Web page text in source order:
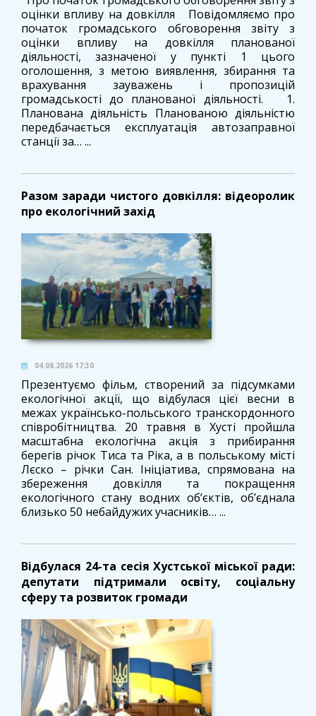
оцінки впливу на довкілля Повідомляємо про
початок громадського обговорення звіту з
оцінки впливу на довкілля планованої
діяльності, зазначеної у пункті 1 цього
оголошення, з метою виявлення, збирання та
врахування зауважень і пропозицій
громадськості до планованої діяльності. 1.
Планована діяльність Планованою діяльністю
передбачається експлуатація автозаправної
станції за… ...
Разом заради чистого довкілля: відеоролик
про екологічний захід
04.08.2026 17:30
Презентуємо фільм, створений за підсумками
екологічної акції, що відбулася цієї весни в
межах українсько-польського транскордонного
співробітництва. 20 травня в Хусті пройшла
масштабна екологічна акція з прибирання
берегів річок Тиса та Ріка, а в польському місті
Лєско – річки Сан. Ініціатива, спрямована на
збереження довкілля та покращення
екологічного стану водних об’єктів, об’єднала
близько 50 небайдужих учасників… ...
Відбулася 24-та сесія Хустської міської ради:
депутати підтримали освіту, соціальну
сферу та розвиток громади